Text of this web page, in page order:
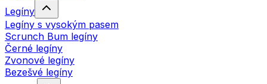
Legíny
Legíny s vysokým pasem
Scrunch Bum legíny
Černé legíny
Zvonové legíny
Bezešvé legíny